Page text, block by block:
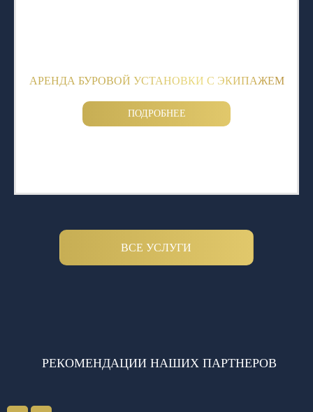
АРЕНДА БУРОВОЙ УСТАНОВКИ С ЭКИПАЖЕМ
ПОДРОБНЕЕ
ВСЕ УСЛУГИ
РЕКОМЕНДАЦИИ НАШИХ ПАРТНЕРОВ